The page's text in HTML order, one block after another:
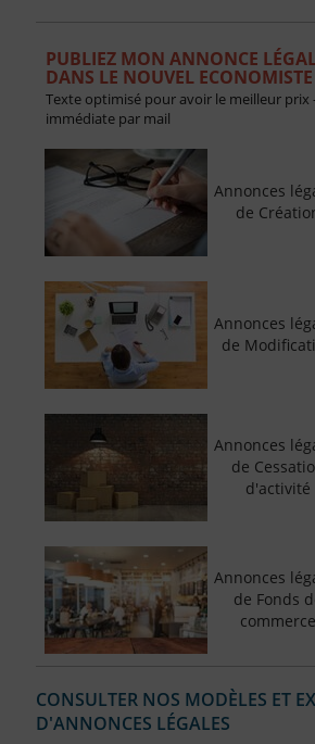
PUBLIEZ MON ANNONCE
DANS LE NOUVEL ECONOMISTE
Texte optimisé pour avoir le meilleur prix
immédiate par mail
Annonces
de
Annonces
de
Annonces
de
d'activité
Annonces
de Fonds
commerce
CONSULTER NOS MODÈLES ET
D'ANNONCES LÉGALES